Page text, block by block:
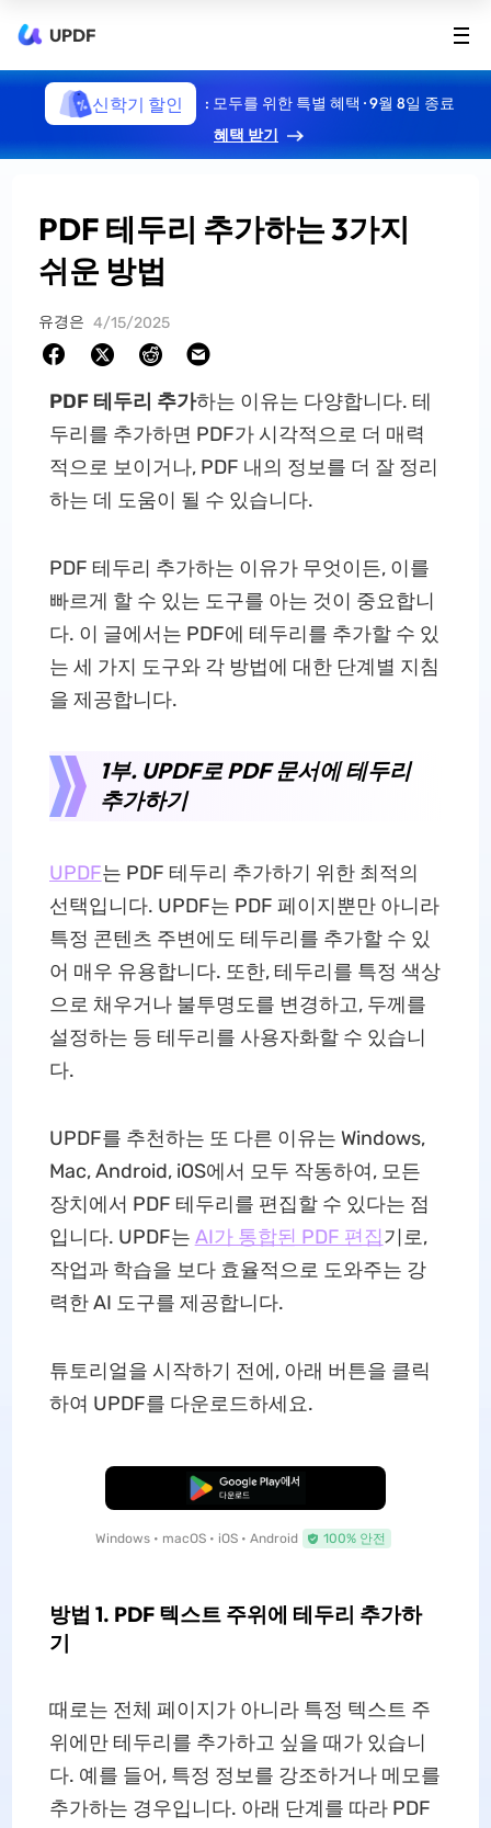
UPDF
신학기 할인
: 모두를 위한 특별 혜택 · 9월 8일 종료
혜택 받기
PDF 테두리 추가하는 3가지
쉬운 방법
유경은 4/15/2025
PDF 테두리 추가하는 이유는 다양합니다. 테
두리를 추가하면 PDF가 시각적으로 더 매력
적으로 보이거나, PDF 내의 정보를 더 잘 정리
하는 데 도움이 될 수 있습니다.
PDF 테두리 추가하는 이유가 무엇이든, 이를
빠르게 할 수 있는 도구를 아는 것이 중요합니
다. 이 글에서는 PDF에 테두리를 추가할 수 있
는 세 가지 도구와 각 방법에 대한 단계별 지침
을 제공합니다.
1부. UPDF로 PDF 문서에 테두리
추가하기
UPDF는 PDF 테두리 추가하기 위한 최적의
선택입니다. UPDF는 PDF 페이지뿐만 아니라
특정 콘텐츠 주변에도 테두리를 추가할 수 있
어 매우 유용합니다. 또한, 테두리를 특정 색상
으로 채우거나 불투명도를 변경하고, 두께를
설정하는 등 테두리를 사용자화할 수 있습니
다.
UPDF를 추천하는 또 다른 이유는 Windows,
Mac, Android, iOS에서 모두 작동하여, 모든
장치에서 PDF 테두리를 편집할 수 있다는 점
입니다. UPDF는 AI가 통합된 PDF 편집기로,
작업과 학습을 보다 효율적으로 도와주는 강
력한 AI 도구를 제공합니다.
튜토리얼을 시작하기 전에, 아래 버튼을 클릭
하여 UPDF를 다운로드하세요.
무료로 다운로드
Windows • macOS • iOS • Android 100% 안전
방법 1. PDF 텍스트 주위에 테두리 추가하
기
때로는 전체 페이지가 아니라 특정 텍스트 주
위에만 테두리를 추가하고 싶을 때가 있습니
다. 예를 들어, 특정 정보를 강조하거나 메모를
추가하는 경우입니다. 아래 단계를 따라 PDF